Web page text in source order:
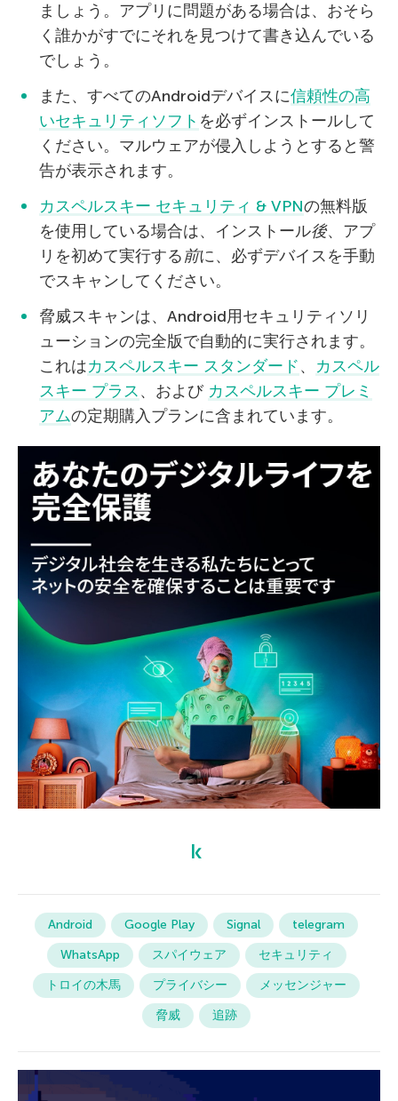
ましょう。アプリに問題がある場合は、おそら
く誰かがすでにそれを見つけて書き込んでいる
でしょう。
また、すべてのAndroidデバイスに信頼性の高
いセキュリティソフト を必ずインストールして
ください。マルウェアが侵入しようとすると警
告が表示されます。
カスペルスキー セキュリティ & VPNの無料版
を使用している場合は、インストール後、アプ
リを初めて実行する前に、必ずデバイスを手動
でスキャンしてください。
脅威スキャンは、Android用セキュリティソリ
ューションの完全版で自動的に実行されます。
これはカスペルスキー スタンダード、 カスペル
スキー プラス、および カスペルスキー プレミ
アムの定期購入プランに含まれています。
Android Google Play Signal
telegram
WhatsApp
スパイウェア
セキュリティ
トロイの木馬
プライバシー
メッセンジャー
脅威
追跡